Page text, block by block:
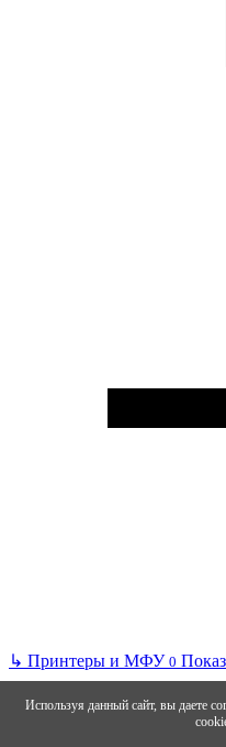
↳ Принтеры и МФУ 0
Используя данный сайт, вы даете